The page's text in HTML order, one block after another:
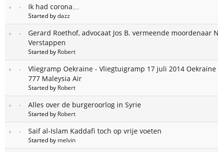
Ik had corona…
Started bydazz
Gerard Roethof, advocaat Jos B. vermeende moordenaar
Verstappen
Started by Robert
Vliegramp Oekraine - Vliegtuigramp 17 juli 2014 Oekraine
777 Maleysia Air
Started by Robert
Alles over de burgeroorlog in Syrie
Started by Robert
Saif al-Islam Kaddafi toch op vrije voeten
Started by melvin